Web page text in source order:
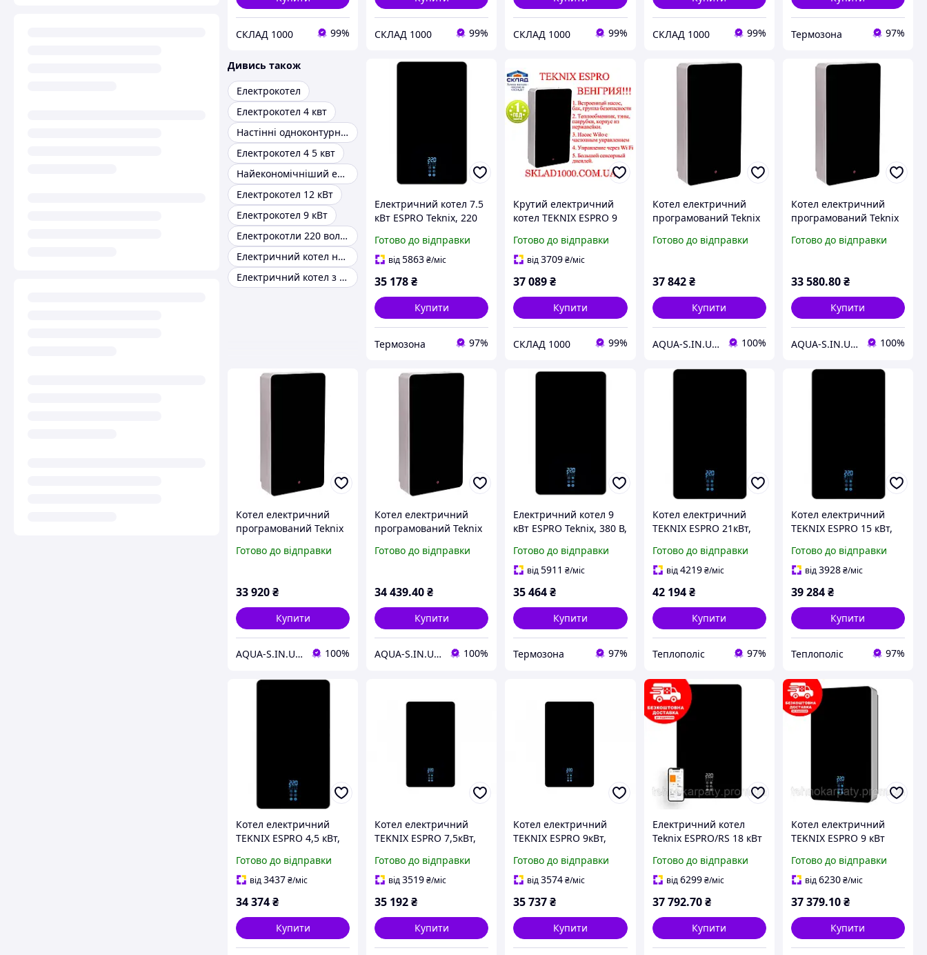
СКЛАД 1000 99% СКЛАД 1000 99% СКЛАД 1000 99% СКЛАД 1000 99% Термозона 97%
Дивись також
Електрокотел
Електрокотел 4 квт
Настінні одноконтурні газові котли
Електрокотел 4 5 квт
Найекономічніший електричний котел
Електрокотел 12 кВт
Електрокотел 9 кВт
Електрокотли 220 вольт
Електричний котел на 150 квадратів
Електричний котел з насосом
Електричний котел 7.5
кВт ESPRO Teknix, 220
насос + бак (ESPRO -
7,5)
Готово до відправки
від5863₴/міс
35 178₴
Купити
Термозона 97%
Крутий електричний
котел TEKNIX ESPRO 9
нержавейки!
Готово до відправки
від3709₴/міс
37 089₴
Купити
СКЛАД 1000 99%
Котел електричний
програмований Teknix
частотним насосом)
Готово до відправки
37 842 ₴
Купити
AQUA-S.IN.UA Професійна Сантехніка 100%
Котел електричний
програмований Teknix
частотним насосом)
Готово до відправки
33 580.80₴
Купити
AQUA-S.IN.UA Професійна Сантехніка 100%
Котел електричний
програмований Teknix
частотним насосом)
Готово до відправки
33 920₴
Купити
AQUA-S.IN.UA Професійна Сантехніка 100%
Котел електричний
програмований Teknix
частотним насосом)
Готово до відправки
34 439.40₴
Купити
AQUA-S.IN.UA Професійна Сантехніка 100%
Електричний котел 9
кВт ESPRO Teknix, 380 В,
бак (ESPRO - 9)
Готово до відправки
від5911 ₴/міс
35 464₴
Купити
Термозона 97%
Котел електричний
TEKNIX ESPRO 21кВт,
Готово до відправки
від4219 ₴/міс
42 194 ₴
Купити
Теплополіс 97%
Котел електричний
TEKNIX ESPRO 15 кВт,
Готово до відправки
від3928₴/міс
39 284₴
Купити
Теплополіс 97%
Котел електричний
TEKNIX ESPRO 4,5 кВт,
Готово до відправки
від3437₴/міс
34 374₴
Купити
Котел електричний
TEKNIX ESPRO 7,5кВт,
Готово до відправки
від3519₴/міс
35 192₴
Купити
Котел електричний
TEKNIX ESPRO 9кВт,
Готово до відправки
від3574₴/міс
35 737₴
Купити
Електричний котел
Teknix ESPRO/RS 18 кВт
Готово до відправки
від6299 ₴/міс
37 792.70 ₴
Купити
Котел електричний
TEKNIX ESPRO 9 кВт
Готово до відправки
від6230₴/міс
37 379.10₴
Купити